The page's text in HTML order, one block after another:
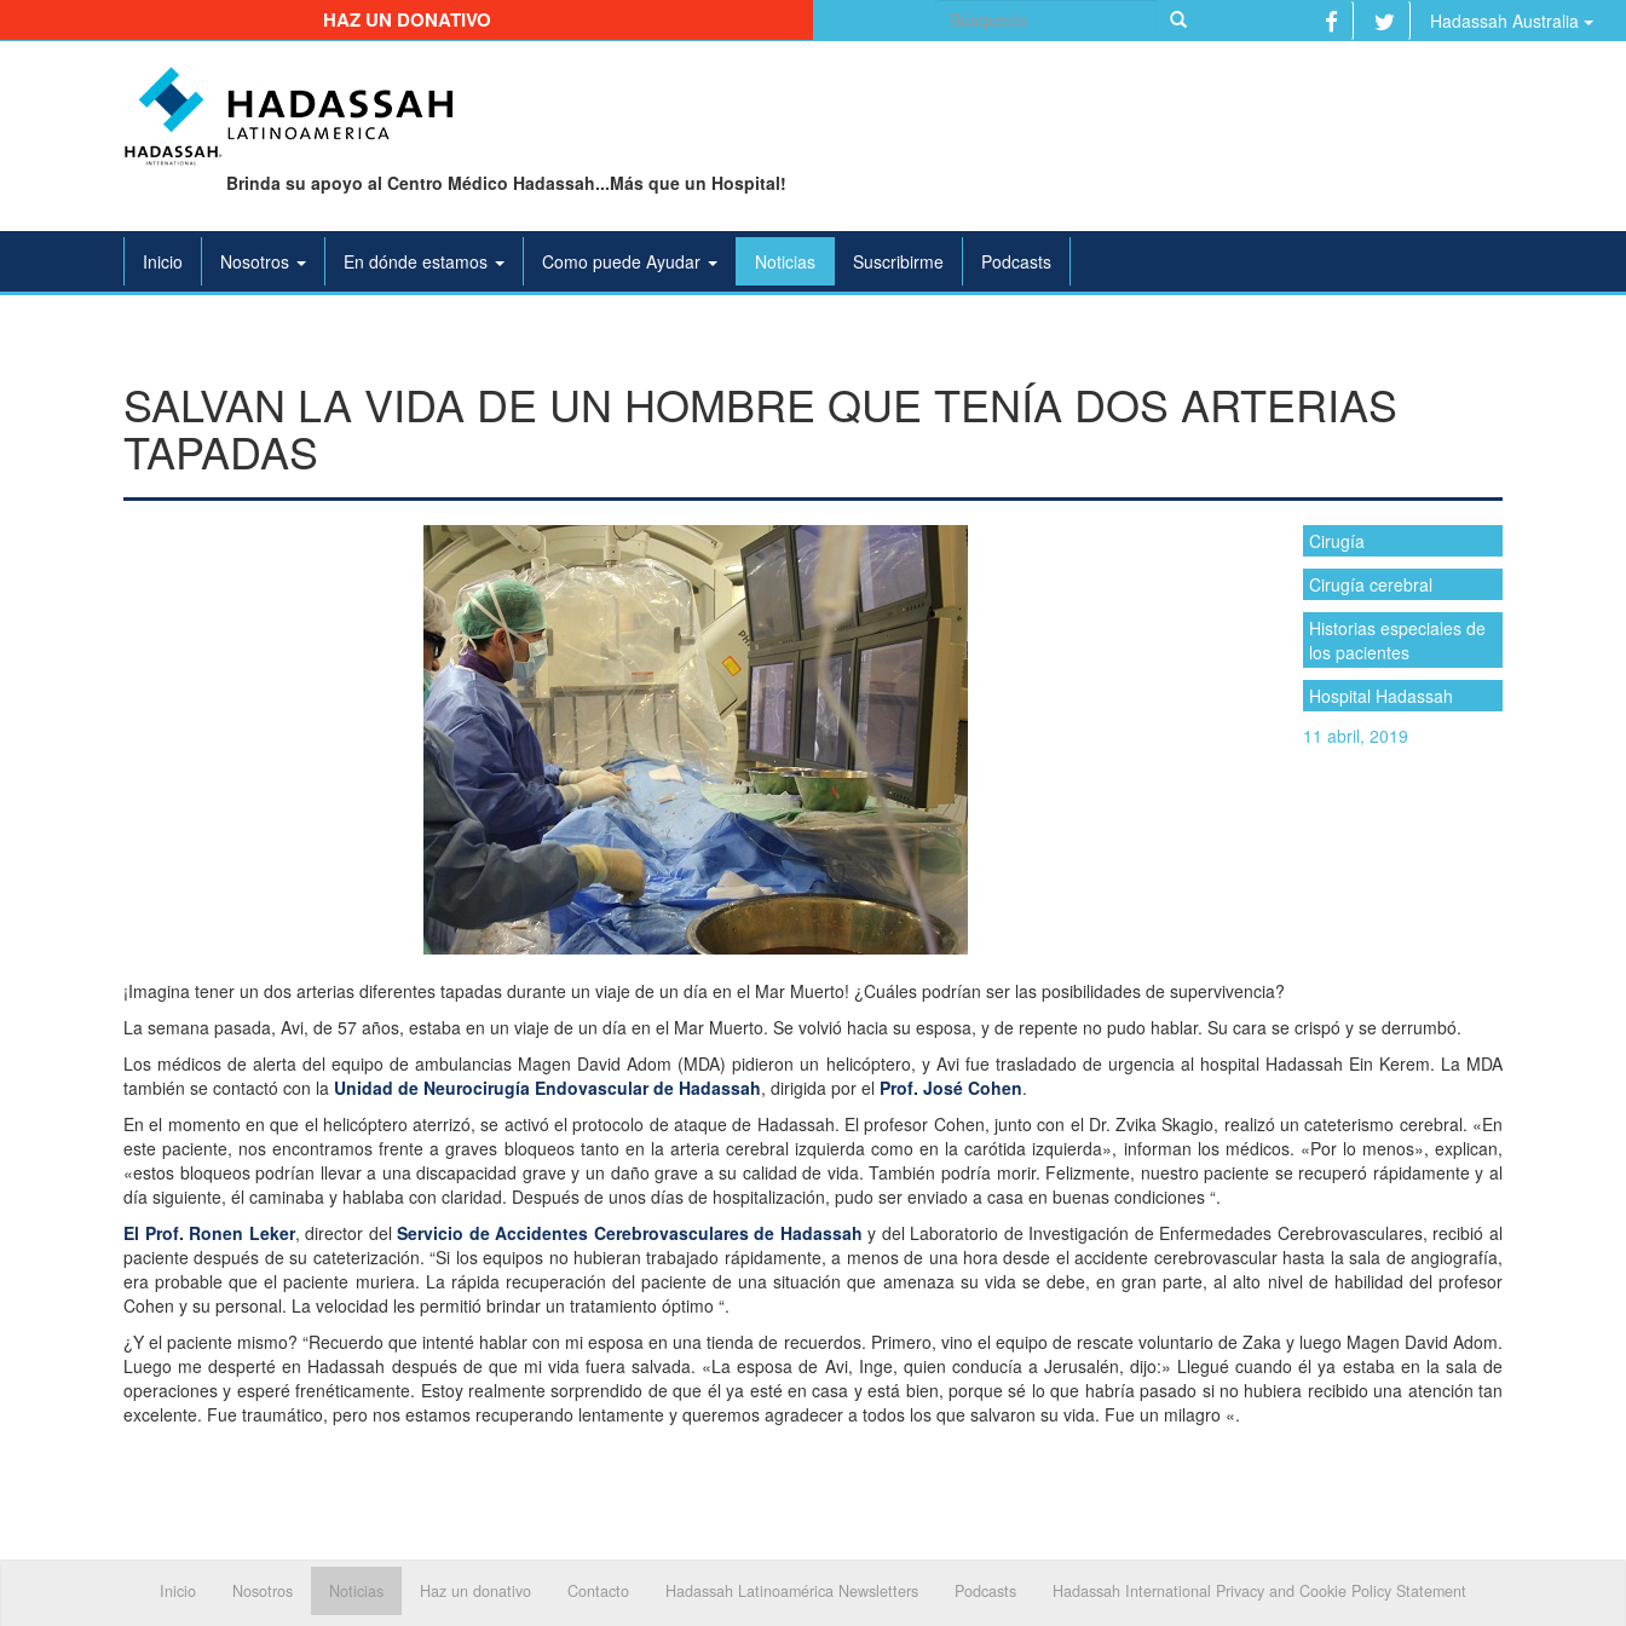
HAZ UN DONATIVO Buscar: Hadassah Australia
Brinda su apoyo al Centro Médico Hadassah...Más que un Hospital!
Inicio Nosotros En dónde estamos Como puede Ayudar Noticias Suscribirme Podcasts
SALVAN LA VIDA DE UN HOMBRE QUE TENÍA DOS ARTERIAS
TAPADAS
Cirugía
Cirugía cerebral
Historias especiales de
los pacientes
Hospital Hadassah
11 abril, 2019
¡Imagina tener un dos arterias diferentes tapadas durante un viaje de un día en el Mar Muerto! ¿Cuáles podrían ser las posibilidades de supervivencia?
La semana pasada, Avi, de 57 años, estaba en un viaje de un día en el Mar Muerto. Se volvió hacia su esposa, y de repente no pudo hablar. Su cara se crispó y se derrumbó.
Los médicos de alerta del equipo de ambulancias Magen David Adom (MDA) pidieron un helicóptero, y Avi fue trasladado de urgencia al hospital Hadassah Ein Kerem. La MDA
también se contactó con la Unidad de Neurocirugía Endovascular de Hadassah, dirigida por el Prof. José Cohen.
En el momento en que el helicóptero aterrizó, se activó el protocolo de ataque de Hadassah. El profesor Cohen, junto con el Dr. Zvika Skagio, realizó un cateterismo cerebral. «En
este paciente, nos encontramos frente a graves bloqueos tanto en la arteria cerebral izquierda como en la carótida izquierda», informan los médicos. «Por lo menos», explican,
«estos bloqueos podrían llevar a una discapacidad grave y un daño grave a su calidad de vida. También podría morir. Felizmente, nuestro paciente se recuperó rápidamente y al
día siguiente, él caminaba y hablaba con claridad. Después de unos días de hospitalización, pudo ser enviado a casa en buenas condiciones “.
El Prof. Ronen Leker, director delServicio de Accidentes Cerebrovasculares de Hadassah y del Laboratorio de Investigación de Enfermedades Cerebrovasculares, recibió al
paciente después de su cateterización. “Si los equipos no hubieran trabajado rápidamente, a menos de una hora desde el accidente cerebrovascular hasta la sala de angiografía,
era probable que el paciente muriera. La rápida recuperación del paciente de una situación que amenaza su vida se debe, en gran parte, al alto nivel de habilidad del profesor
Cohen y su personal. La velocidad les permitió brindar un tratamiento óptimo “.
¿Y el paciente mismo? “Recuerdo que intenté hablar con mi esposa en una tienda de recuerdos. Primero, vino el equipo de rescate voluntario de Zaka y luego Magen David Adom.
Luego me desperté en Hadassah después de que mi vida fuera salvada. «La esposa de Avi, Inge, quien conducía a Jerusalén, dijo:» Llegué cuando él ya estaba en la sala de
operaciones y esperé frenéticamente. Estoy realmente sorprendido de que él ya esté en casa y está bien, porque sé lo que habría pasado si no hubiera recibido una atención tan
excelente. Fue traumático, pero nos estamos recuperando lentamente y queremos agradecer a todos los que salvaron su vida. Fue un milagro «.
Inicio Nosotros Noticias Haz un donativo Contacto Hadassah Latinoamérica Newsletters Podcasts Hadassah International Privacy and Cookie Policy Statement